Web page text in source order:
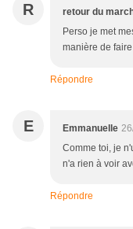
R retour du
Perso je met
manière de
Répondre
E Emmanuelle
Comme toi, je
n'a rien à voir
Répondre